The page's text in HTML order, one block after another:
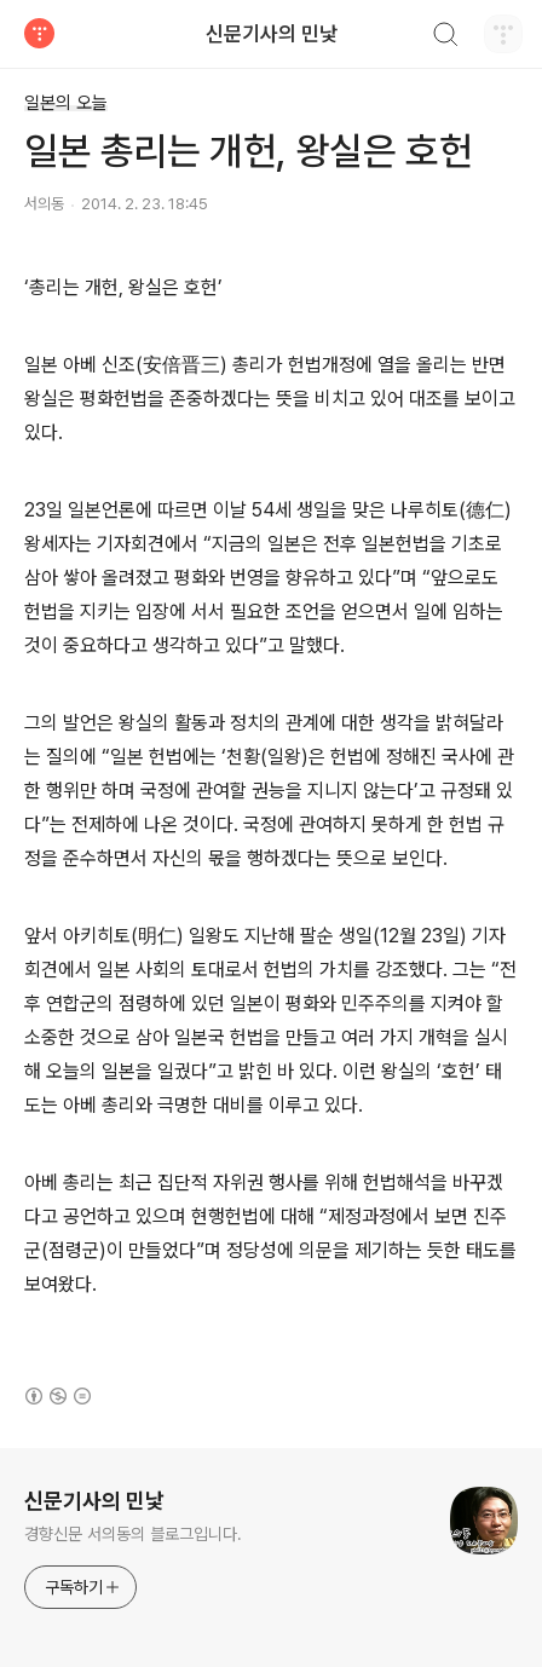
신문기사의 민낯
일본의 오늘
일본 총리는 개헌, 왕실은 호헌
서의동 2014. 2. 23. 18:45
‘총리는 개헌, 왕실은 호헌’
일본 아베 신조(安倍晋三) 총리가 헌법개정에 열을 올리는 반면
왕실은 평화헌법을 존중하겠다는 뜻을 비치고 있어 대조를 보이고
있다.
23일 일본언론에 따르면 이날 54세 생일을 맞은 나루히토(德仁)
왕세자는 기자회견에서 “지금의 일본은 전후 일본헌법을 기초로
삼아 쌓아 올려졌고 평화와 번영을 향유하고 있다”며 “앞으로도
헌법을 지키는 입장에 서서 필요한 조언을 얻으면서 일에 임하는
것이 중요하다고 생각하고 있다”고 말했다.
그의 발언은 왕실의 활동과 정치의 관계에 대한 생각을 밝혀달라
는 질의에 “일본 헌법에는 ‘천황(일왕)은 헌법에 정해진 국사에 관
한 행위만 하며 국정에 관여할 권능을 지니지 않는다’고 규정돼 있
다”는 전제하에 나온 것이다. 국정에 관여하지 못하게 한 헌법 규
정을 준수하면서 자신의 몫을 행하겠다는 뜻으로 보인다.
앞서 아키히토(明仁) 일왕도 지난해 팔순 생일(12월 23일) 기자
회견에서 일본 사회의 토대로서 헌법의 가치를 강조했다. 그는 “전
후 연합군의 점령하에 있던 일본이 평화와 민주주의를 지켜야 할
소중한 것으로 삼아 일본국 헌법을 만들고 여러 가지 개혁을 실시
해 오늘의 일본을 일궜다”고 밝힌 바 있다. 이런 왕실의 ‘호헌’ 태
도는 아베 총리와 극명한 대비를 이루고 있다.
아베 총리는 최근 집단적 자위권 행사를 위해 헌법해석을 바꾸겠
다고 공언하고 있으며 현행헌법에 대해 “제정과정에서 보면 진주
군(점령군)이 만들었다”며 정당성에 의문을 제기하는 듯한 태도를
보여왔다.
신문기사의 민낯
경향신문 서의동의 블로그입니다.
구독하기